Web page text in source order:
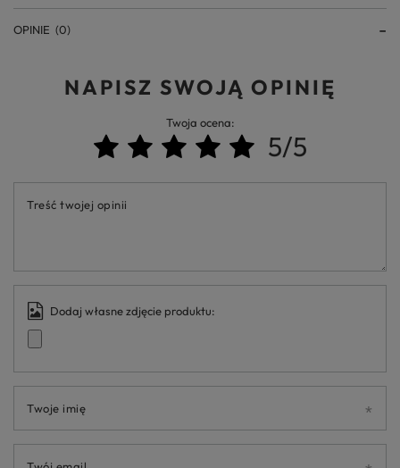
OPINIE (0)
NAPISZ SWOJĄ OPINIĘ
Twoja ocena:
5/5
Treść twojej opinii
Dodaj własne zdjęcie produktu:
Twoje imię